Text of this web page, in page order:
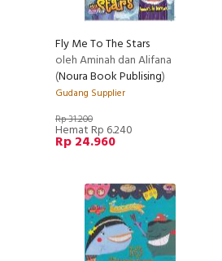
Fly Me To The Stars
oleh Aminah dan Alifana
(Noura Book Publising)
Gudang Supplier
Rp 31.200
Hemat Rp 6.240
Rp 24.960